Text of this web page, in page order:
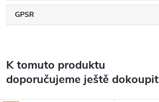
GPSR
K tomuto produktu
doporučujeme ještě dokoupit